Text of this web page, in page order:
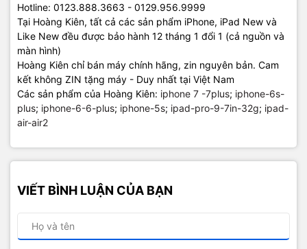
Hotline: 0123.888.3663 - 0129.956.9999
Tại Hoàng Kiên, tất cả các sản phẩm iPhone, iPad New và
Like New đều được bảo hành 12 tháng 1 đổi 1 (cả nguồn và
màn hình)
Hoàng Kiên chỉ bán máy chính hãng, zin nguyên bản. Cam
kết không ZIN tặng máy - Duy nhất tại Việt Nam
Các sản phẩm của Hoàng Kiên: iphone 7 -7plus; iphone-6s-
plus; iphone-6-6-plus; iphone-5s; ipad-pro-9-7in-32g; ipad-
air-air2
VIẾT BÌNH LUẬN CỦA BẠN